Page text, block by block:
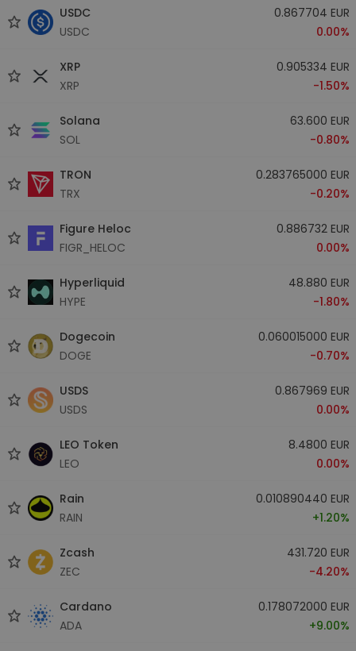
USDC
USDC
0.867704 EUR
0.00%
XRP
XRP
0.905334 EUR
-1.50%
Solana
SOL
63.600 EUR
-0.80%
TRON
TRX
0.283765000 EUR
-0.20%
Figure Heloc
FIGR_HELOC
0.886732 EUR
0.00%
Hyperliquid
HYPE
48.880 EUR
-1.80%
Dogecoin
DOGE
0.060015000 EUR
-0.70%
USDS
USDS
0.867969 EUR
0.00%
LEO Token
LEO
8.4800 EUR
0.00%
Rain
RAIN
0.010890440 EUR
+1.20%
Zcash
ZEC
431.720 EUR
-4.20%
Cardano
ADA
0.178072000 EUR
+9.00%